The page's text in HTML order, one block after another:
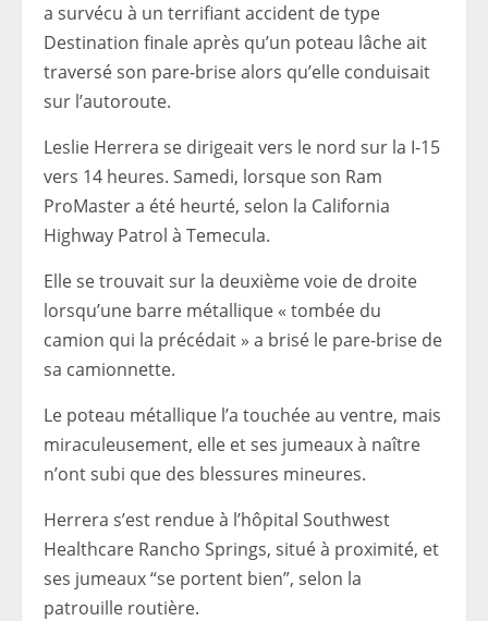
a survécu à un terrifiant accident de type
Destination finale après qu’un poteau lâche ait
traversé son pare-brise alors qu’elle conduisait
sur l’autoroute.
Leslie Herrera se dirigeait vers le nord sur la I-15
vers 14 heures. Samedi, lorsque son Ram
ProMaster a été heurté, selon la California
Highway Patrol à Temecula.
Elle se trouvait sur la deuxième voie de droite
lorsqu’une barre métallique « tombée du
camion qui la précédait » a brisé le pare-brise de
sa camionnette.
Le poteau métallique l’a touchée au ventre, mais
miraculeusement, elle et ses jumeaux à naître
n’ont subi que des blessures mineures.
Herrera s’est rendue à l’hôpital Southwest
Healthcare Rancho Springs, situé à proximité, et
ses jumeaux “se portent bien”, selon la
patrouille routière.